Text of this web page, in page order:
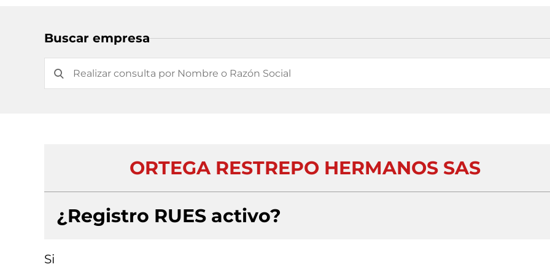
Buscar empresa
ORTEGA RESTREPO HERMANOS SAS
¿Registro RUES activo?
Si